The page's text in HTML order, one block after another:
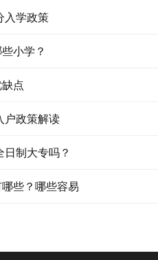
入学政策
小学？
点
户政策解读
制大专吗？
些？哪些容易